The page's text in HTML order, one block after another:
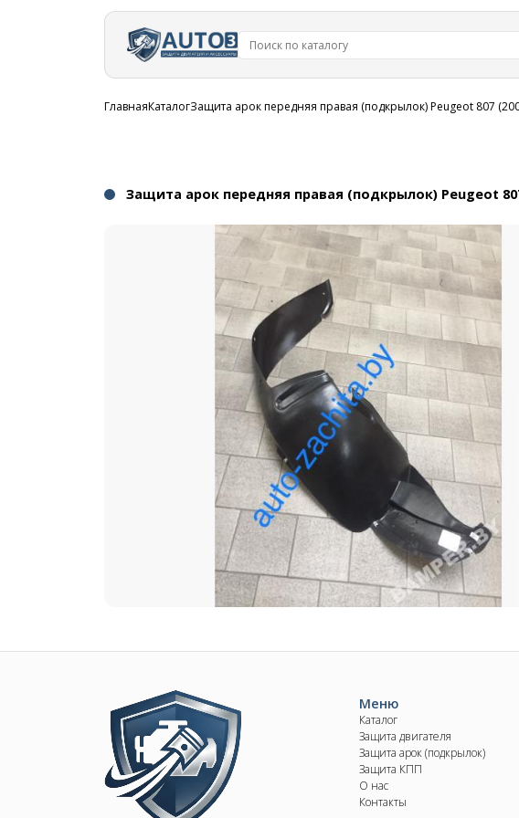
Строка
ГлавнаяКаталогЗащита арок передняя правая (подкрылок) Peugeot 807
Защита арок передняя правая (подкрылок) Peugeot
Контакты
+375 29
Viber
Image Меню
Каталог
Защита двигателя
Защита арок (подкрылок)
Защита КПП
О нас
Контакты